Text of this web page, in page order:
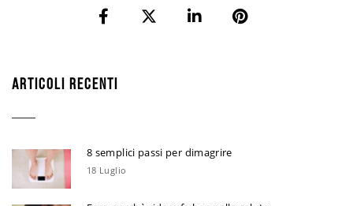
ARTICOLI RECENTI
8 semplici passi per dimagrire
18 Luglio